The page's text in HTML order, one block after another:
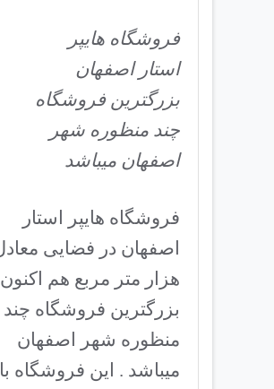
فروشگاه هایپر
استار اصفهان
بزرگترین فروشگاه
چند منظوره شهر
اصفهان میباشد
فروشگاه هایپر استار
هزار متر مربع هم اکنون
بزرگترین فروشگاه چند
منظوره شهر اصفهان
میباشد . این فروشگاه با